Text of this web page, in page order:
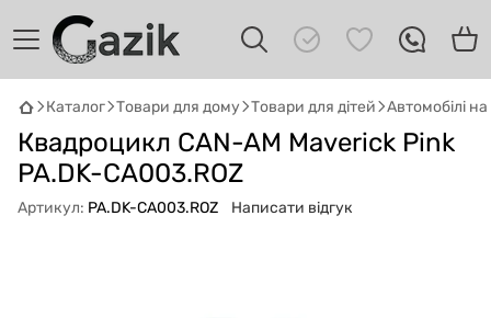
Каталог Товари для дому Товари для дітей Автомобілі
Квадроцикл CAN-AM Maverick Pink
PA.DK-CA003.ROZ
Артикул: PA.DK-CA003.ROZ Написати відгук
GAZIKAI
Онлайн · пошук техніки
Привіт! 👋 Я Gazik AI — допоможу